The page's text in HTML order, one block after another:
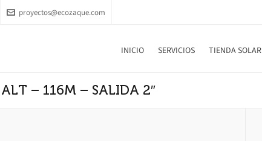
proyectos@ecozaque.com
INICIO SERVICIOS TIENDA SOLAR
– 116M – SALIDA 2″